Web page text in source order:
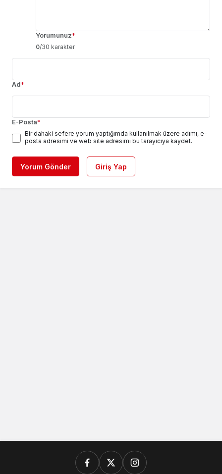
Yorumunuz*
0/30 karakter
Ad*
E-Posta*
Bir dahaki sefere yorum yaptığımda kullanılmak üzere adımı, e-
posta adresimi ve web site adresimi bu tarayıcıya kaydet.
Yorum Gönder Giriş Yap